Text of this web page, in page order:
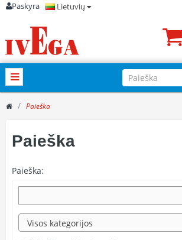
Paskyra Lietuvių
Paieška
Paieška
Paieška: